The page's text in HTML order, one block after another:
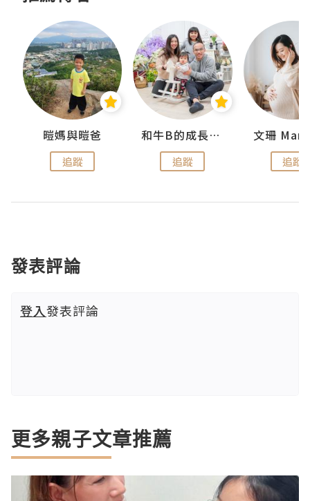
暟媽與暟爸
追蹤
和牛B的成長日記
追蹤
文珊
追蹤
發表評論
登入發表評論
更多親子文章推薦